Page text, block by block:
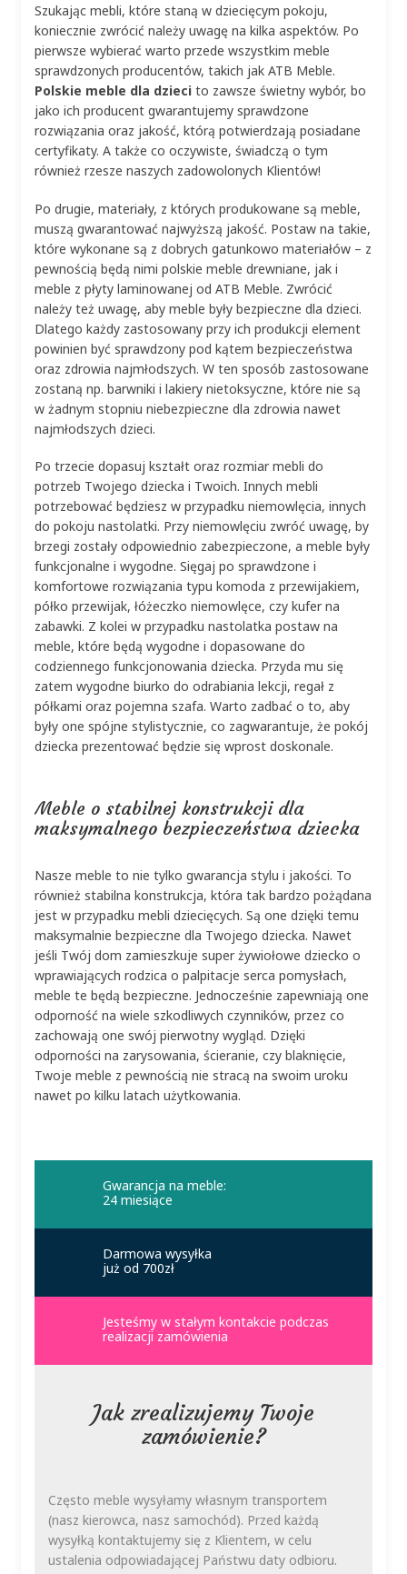
Szukając mebli, które staną w dziecięcym pokoju,
koniecznie zwrócić należy uwagę na kilka aspektów. Po
pierwsze wybierać warto przede wszystkim meble
sprawdzonych producentów, takich jak ATB Meble.
Polskie meble dla dziecito zawsze świetny wybór, bo
jako ich producent gwarantujemy sprawdzone
rozwiązania oraz jakość, którą potwierdzają posiadane
certyfikaty. A także co oczywiste, świadczą o tym
również rzesze naszych zadowolonych Klientów!
Po drugie, materiały, z których produkowane są meble,
muszą gwarantować najwyższą jakość. Postaw na takie,
które wykonane są z dobrych gatunkowo materiałów – z
pewnością będą nimi polskie meble drewniane, jak i
meble z płyty laminowanej od ATB Meble. Zwrócić
należy też uwagę, aby meble były bezpieczne dla dzieci.
Dlatego każdy zastosowany przy ich produkcji element
powinien być sprawdzony pod kątem bezpieczeństwa
oraz zdrowia najmłodszych. W ten sposób zastosowane
zostaną np. barwniki i lakiery nietoksyczne, które nie są
w żadnym stopniu niebezpieczne dla zdrowia nawet
najmłodszych dzieci.
Po trzecie dopasuj kształt oraz rozmiar mebli do
potrzeb Twojego dziecka i Twoich. Innych mebli
potrzebować będziesz w przypadku niemowlęcia, innych
do pokoju nastolatki. Przy niemowlęciu zwróć uwagę, by
brzegi zostały odpowiednio zabezpieczone, a meble były
funkcjonalne i wygodne. Sięgaj po sprawdzone i
komfortowe rozwiązania typu komoda z przewijakiem,
półko przewijak, łóżeczko niemowlęce, czy kufer na
zabawki. Z kolei w przypadku nastolatka postaw na
meble, które będą wygodne i dopasowane do
codziennego funkcjonowania dziecka. Przyda mu się
zatem wygodne biurko do odrabiania lekcji, regał z
półkami oraz pojemna szafa. Warto zadbać o to, aby
były one spójne stylistycznie, co zagwarantuje, że pokój
dziecka prezentować będzie się wprost doskonale.
Meble o stabilnej konstrukcji dla
maksymalnego bezpieczeństwa dziecka
Nasze meble to nie tylko gwarancja stylu i jakości. To
również stabilna konstrukcja, która tak bardzo pożądana
jest w przypadku mebli dziecięcych. Są one dzięki temu
maksymalnie bezpieczne dla Twojego dziecka. Nawet
jeśli Twój dom zamieszkuje super żywiołowe dziecko o
wprawiających rodzica o palpitacje serca pomysłach,
meble te będą bezpieczne. Jednocześnie zapewniają one
odporność na wiele szkodliwych czynników, przez co
zachowają one swój pierwotny wygląd. Dzięki
odporności na zarysowania, ścieranie, czy blaknięcie,
Twoje meble z pewnością nie stracą na swoim uroku
nawet po kilku latach użytkowania.
Gwarancja na meble:
24 miesiące
Darmowa wysyłka
już od 700zł
Jesteśmy w stałym kontakcie podczas
realizacji zamówienia
Jak zrealizujemy Twoje
zamówienie?
Często meble wysyłamy własnym transportem
(nasz kierowca, nasz samochód). Przed każdą
wysyłką kontaktujemy się z Klientem, w celu
ustalenia odpowiadającej Państwu daty odbioru.